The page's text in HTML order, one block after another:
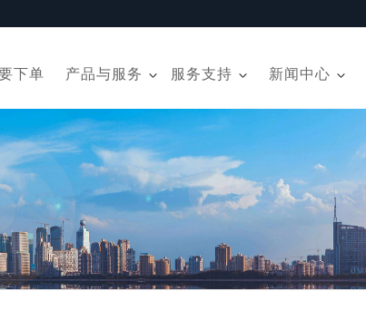
下单 产品与服务 服务支持 新闻中心